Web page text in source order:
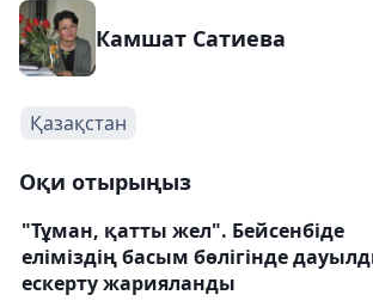
Камшат Сатиева
Қазақстан
Оқи отырыңыз
"Тұман, қатты жел". Бейсенбіде
еліміздің басым бөлігінде
ескерту жарияланды